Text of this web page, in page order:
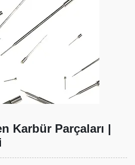
Karbür Parçaları |